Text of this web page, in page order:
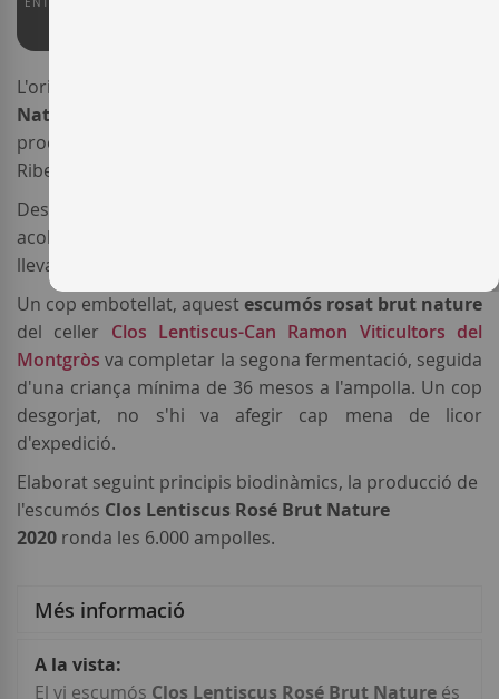
ENTERWINE
L'original vi escumós
Nature
procedent de vinyes plantades l'any 1939 a Torrent de
Ribes, dins del Parc Natural del Garraf.
Després de macerar durant un parell d'hores per
acolorir delicadament el most, el raïm fermentar amb
llevats naturals en dipòsits d'acer inoxidable.
Un cop embotellat, aquestescumós rosat brut nature
del celler Clos Lentiscus-Can Ramon Viticultors del
Montgròs va completar la segona fermentació, seguida
d'una criança mínima de 36 mesos a l'ampolla. Un cop
desgorjat, no s'hi va afegir cap mena de licor
d'expedició.
Elaborat seguint principis biodinàmics, la producció de
l'escumós Clos Lentiscus Rosé Brut Nature
2020 ronda les 6.000 ampolles.
Més informació
Més
informació
El vi escumós Clos Lentiscus Rosé Brut Nature és